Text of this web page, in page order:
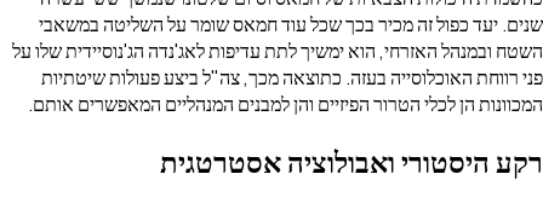
כפול זה מכיר בכך שכל עוד חמאס שומר על השליטה במשאבי
האזרחי, הוא ימשיך לתת עדיפות לאג'נדה הג'נוסיידית שלו על
האוכלוסייה בעזה. כתוצאה מכך, צה"ל ביצע פעולות שיטתיות
הן לכלי הטרור הפיזיים והן למבנים המנהליים המאפשרים אותם.
ואבולוציה אסטרטגית